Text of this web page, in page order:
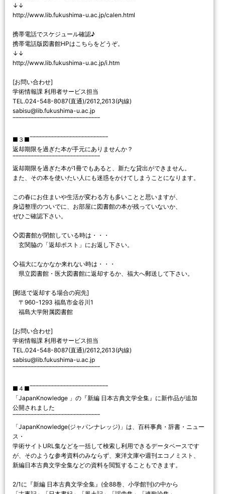
↓↓
http://www.lib.fukushima-u.ac.jp/calen.html
携帯電話でスケジュール確認♪
携帯電話版図書館HPはこちらをどうぞ。
↓↓
http://www.lib.fukushima-u.ac.jp/i.htm
[お問い合わせ]
学術情報課 利用者サービス担当
TEL.024-548-8087(直通)/2612,2613(内線)
sabisu@lib.fukushima-u.ac.jp
‾‾‾‾‾‾‾‾‾‾‾‾‾‾‾‾‾‾‾‾‾‾‾‾‾‾‾‾‾
■３■‾‾‾‾‾‾‾‾‾‾‾‾‾‾‾‾‾‾‾‾‾‾‾‾‾‾
返却期限を過ぎた本が手元にありませんか？
‾‾‾‾‾‾‾‾‾‾‾‾‾‾‾‾‾‾‾‾‾‾‾‾‾‾‾‾‾
返却期限を過ぎた本が1冊でもあると、新たな貸出ができません。
また、その本を使いたい人にも迷惑をかけてしまうことになります。
この春にお住まいや生活が変わる方も多いことと思いますが、
身辺整理のついでに、お部屋に図書館の本が残っていないか、
ぜひご確認下さい。
◇図書館が閉館している時は・・・
玄関脇の「返却ポスト」にお返し下さい。
◇福大になかなか来れない時は・・・
県立図書館・医大図書館に返却するか、福大へ郵送して下さい。
[郵送で返却する場合の宛先]
〒960-1293 福島市金谷川1
福島大学附属図書館
[お問い合わせ]
学術情報課 利用者サービス担当
TEL.024-548-8087(直通)/2612,2613(内線)
sabisu@lib.fukushima-u.ac.jp
‾‾‾‾‾‾‾‾‾‾‾‾‾‾‾‾‾‾‾‾‾‾‾‾‾‾‾‾‾
■４■‾‾‾‾‾‾‾‾‾‾‾‾‾‾‾‾‾‾‾‾‾‾‾‾‾‾
「JapanKnowledge 」の『新編 日本古典文学全集』に新作品が追加
公開されました
‾‾‾‾‾‾‾‾‾‾‾‾‾‾‾‾‾‾‾‾‾‾‾‾‾‾‾‾‾
「JapanKnowledge(ジャパンナレッジ)」は、百科事典・辞書・ニュー
ス・
学術サイトURL集などを一括して検索し利用できるデータベースです
が、そのような参考資料のみならず、東洋文庫や週刊エコノミスト、
新編日本古典文学全集などの資料を閲覧することもできます。
2/1に『新編 日本古典文学全集』(全88巻、小学館刊)の中から